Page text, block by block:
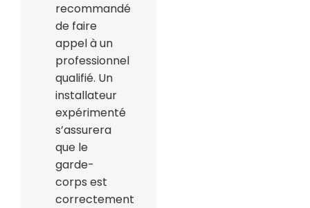
recommandé
de faire
appel à un
professionnel
qualifié. Un
installateur
expérimenté
s’assurera
que le
garde-
corps est
correctement